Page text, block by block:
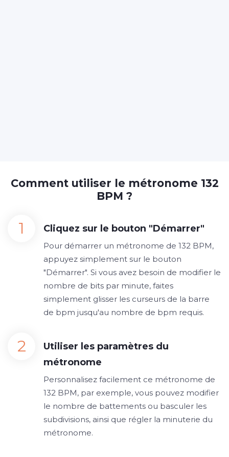
Comment utiliser le métronome 132
BPM ?
Cliquez sur le bouton "Démarrer"
Pour démarrer un métronome de 132 BPM,
appuyez simplement sur le bouton
"Démarrer". Si vous avez besoin de modifier le
nombre de bits par minute, faites
simplement glisser les curseurs de la barre
de bpm jusqu'au nombre de bpm requis.
Utiliser les paramètres du
métronome
Personnalisez facilement ce métronome de
132 BPM, par exemple, vous pouvez modifier
le nombre de battements ou basculer les
subdivisions, ainsi que régler la minuterie du
métronome.